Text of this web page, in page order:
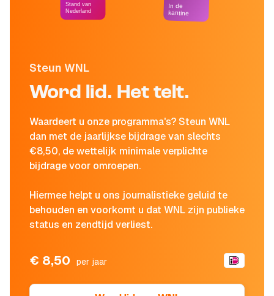
Steun WNL
Word lid. Het telt.
Waardeert u onze programma's? Steun WNL
dan met de jaarlijkse bijdrage van slechts
€8,50, de wettelijk minimale verplichte
bijdrage voor omroepen.
Hiermee helpt u ons journalistieke geluid te
behouden en voorkomt u dat WNL zijn publieke
status en zendtijd verliest.
€ 8,50 per jaar
Stand van
Nederland
In de
kantine